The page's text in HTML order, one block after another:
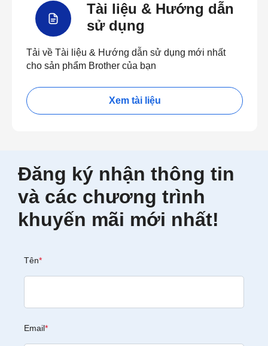
Tài liệu & Hướng dẫn
sử dụng
Tải về Tài liệu & Hướng dẫn sử dụng mới nhất
cho sản phẩm Brother của bạn
Xem tài liệu
Đăng ký nhận thông tin
và các chương trình
khuyến mãi mới nhất!
Tên*
Email*